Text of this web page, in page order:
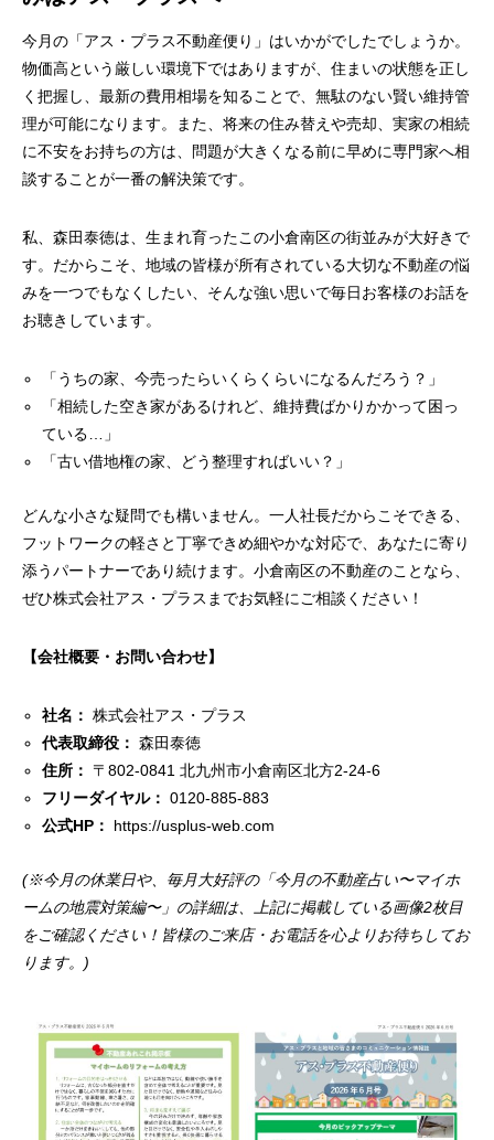
今月の「アス・プラス不動産便り」はいかがでしたでしょうか。
物価高という厳しい環境下ではありますが、住まいの状態を正し
く把握し、最新の費用相場を知ることで、無駄のない賢い維持管
理が可能になります。また、将来の住み替えや売却、実家の相続
に不安をお持ちの方は、問題が大きくなる前に早めに専門家へ相
談することが一番の解決策です。
私、森田泰徳は、生まれ育ったこの小倉南区の街並みが大好きで
す。だからこそ、地域の皆様が所有されている大切な不動産の悩
みを一つでもなくしたい、そんな強い思いで毎日お客様のお話を
お聴きしています。
「うちの家、今売ったらいくらくらいになるんだろう？」
「相続した空き家があるけれど、維持費ばかりかかって困っ
ている…」
「古い借地権の家、どう整理すればいい？」
どんな小さな疑問でも構いません。一人社長だからこそできる、
フットワークの軽さと丁寧できめ細やかな対応で、あなたに寄り
添うパートナーであり続けます。小倉南区の不動産のことなら、
ぜひ株式会社アス・プラスまでお気軽にご相談ください！
【会社概要・お問い合わせ】
社名： 株式会社アス・プラス
代表取締役： 森田泰徳
住所：
〒802-0841 北九州市小倉南区北方2-24-6
フリーダイヤル： 0120-885-883
公式HP：
https://usplus-web.com
(※今月の休業日や、毎月大好評の「今月の不動産占い〜マイホ
ームの地震対策編〜」の詳細は、上記に掲載している画像2枚目
をご確認ください！皆様のご来店・お電話を心よりお待ちしてお
ります。)